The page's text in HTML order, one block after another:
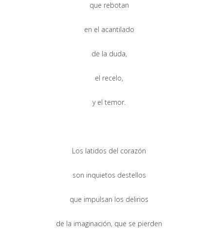
que rebotan
en el acantilado
de la duda,
el recelo,
y el temor.
Los latidos del corazón
son inquietos destellos
que impulsan los delirios
de la imaginación, que se pierden